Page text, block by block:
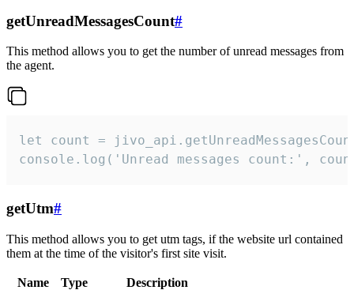
getUnreadMessagesCount#
This method allows you to get the number of unread messages from
the agent.
let count =
console.log('Unread messages count:',
getUtm#
This method allows you to get utm tags, if the website url contained
them at the time of the visitor's first site visit.
Name Type
Description